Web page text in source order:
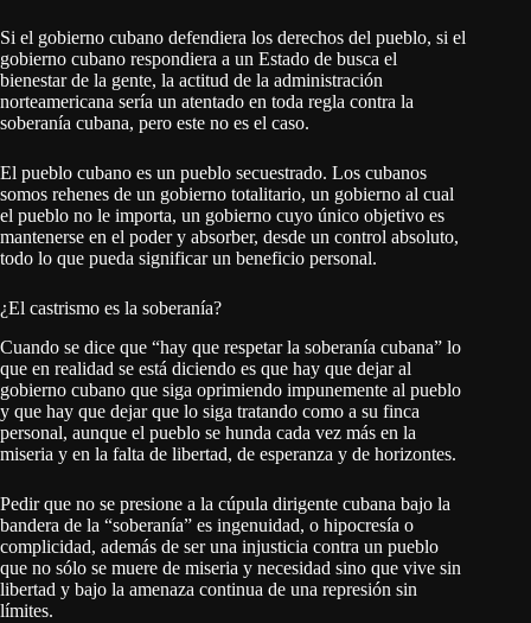
Si el gobierno cubano defendiera los derechos del pueblo, si el
gobierno cubano respondiera a un Estado de busca el
bienestar de la gente, la actitud de la administración
norteamericana sería un atentado en toda regla contra la
soberanía cubana, pero este no es el caso.
El pueblo cubano es un pueblo secuestrado. Los cubanos
somos rehenes de un gobierno totalitario, un gobierno al cual
el pueblo no le importa, un gobierno cuyo único objetivo es
mantenerse en el poder y absorber, desde un control absoluto,
todo lo que pueda significar un beneficio personal.
¿El castrismo es la soberanía?
Cuando se dice que “hay que respetar la soberanía cubana” lo
que en realidad se está diciendo es que hay que dejar al
gobierno cubano que siga oprimiendo impunemente al pueblo
y que hay que dejar que lo siga tratando como a su finca
personal, aunque el pueblo se hunda cada vez más en la
miseria y en la falta de libertad, de esperanza y de horizontes.
Pedir que no se presione a la cúpula dirigente cubana bajo la
bandera de la “soberanía” es ingenuidad, o hipocresía o
complicidad, además de ser una injusticia contra un pueblo
que no sólo se muere de miseria y necesidad sino que vive sin
libertad y bajo la amenaza continua de una represión sin
límites.